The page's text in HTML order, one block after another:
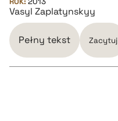
Vasyl Zaplatynskyy
Pełny tekst Zacytuj